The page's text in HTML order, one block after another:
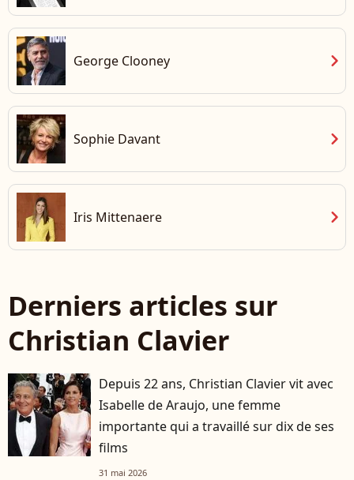
George Clooney chevron_right
Sophie Davant chevron_right
Iris Mittenaere chevron_right
Derniers articles sur
Christian Clavier
Depuis 22 ans, Christian Clavier vit avec
Isabelle de Araujo, une femme
importante qui a travaillé sur dix de ses
films
31 mai 2026